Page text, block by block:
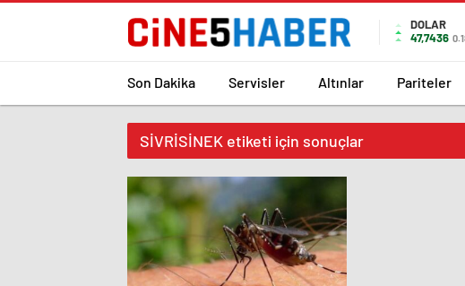
DOLAR
47,7436
Son Dakika Servisler Altınlar Pariteler
SİVRİSİNEK etiketi için sonuçlar